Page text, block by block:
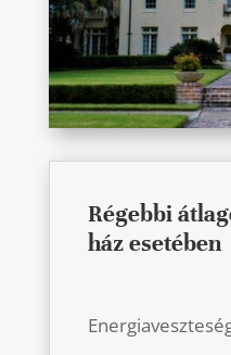
Régebbi
ház esetében